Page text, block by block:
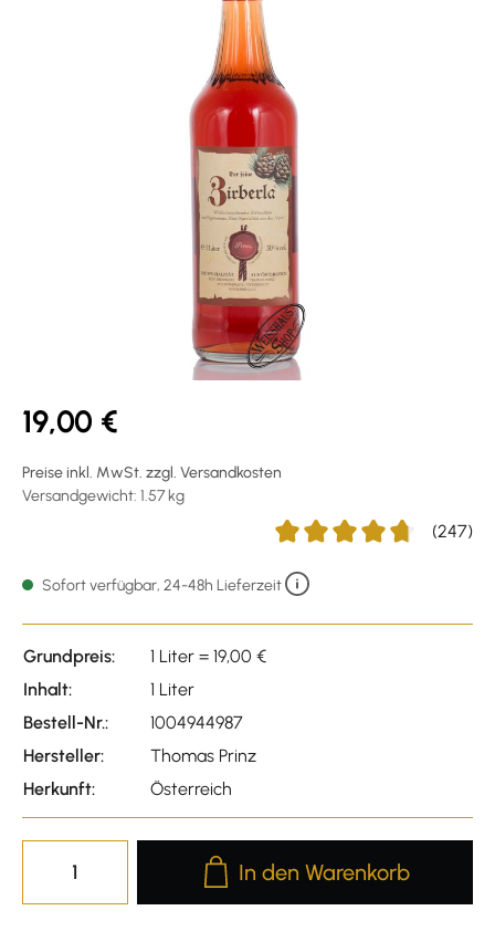
19,00 €
Preise inkl. MwSt. zzgl. Versandkosten
Versandgewicht: 1.57 kg
(247)
Sofort verfügbar, 24-48h Lieferzeit
Grundpreis:
1 Liter = 19,00 €
Inhalt:
1 Liter
Bestell-Nr.:
1004944987
Hersteller:
Thomas Prinz
Herkunft:
Österreich
Produkt Anzahl: Gib den
In den Warenkorb